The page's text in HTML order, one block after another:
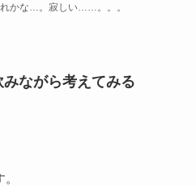
かな…。寂しい……。。。
ながら考えてみる